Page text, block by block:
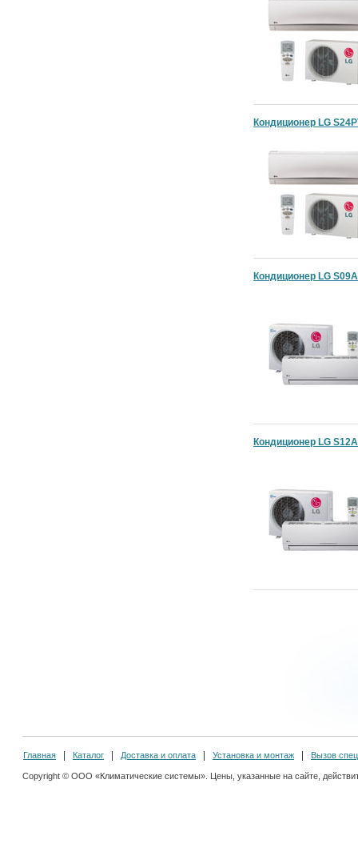
Кондиционер LG
Кондиционер LG
Кондиционер LG
Главная Каталог Доставка и оплата Установка и монтаж Вызов
Copyright © ООО «Климатические системы». Цены, указанные на сайте,